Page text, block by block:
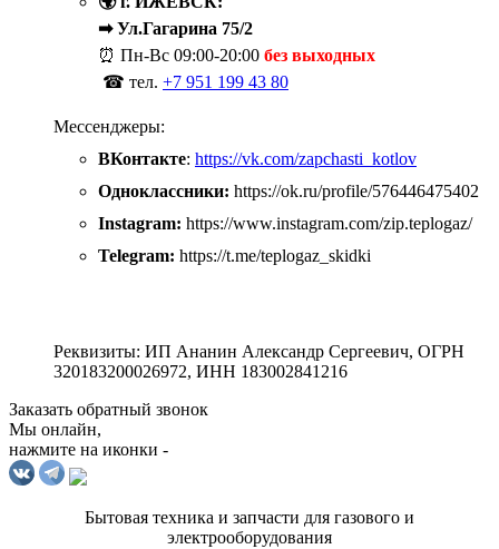
➡ Ул.Гагарина 75/2
⏰ Пн-Вс 09:00-20:00 без выходных
☎ тел. +7 951 199 43 80
Мессенджеры:
ВКонтакте: https://vk.com/zapchasti_kotlov
Одноклассники: https://ok.ru/profile/576446475402
Instagram: https://www.instagram.com/zip.teplogaz/
Telegram: https://t.me/teplogaz_skidki
Реквизиты: ИП Ананин Александр Сергеевич, ОГРН
320183200026972, ИНН 183002841216
Заказать обратный звонок
Мы онлайн,
нажмите на иконки -
Бытовая техника и запчасти для газового и
электрооборудования